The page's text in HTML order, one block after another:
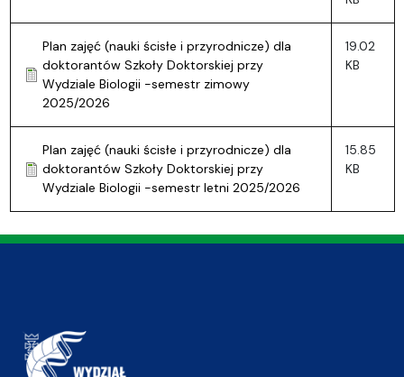
Plan zajęć (nauki ścisłe i przyrodnicze) dla
doktorantów Szkoły Doktorskiej przy
Wydziale Biologii -semestr zimowy
2025/2026
19.02
KB
Plan zajęć (nauki ścisłe i przyrodnicze) dla
doktorantów Szkoły Doktorskiej przy
Wydziale Biologii -semestr letni 2025/2026
15.85
KB